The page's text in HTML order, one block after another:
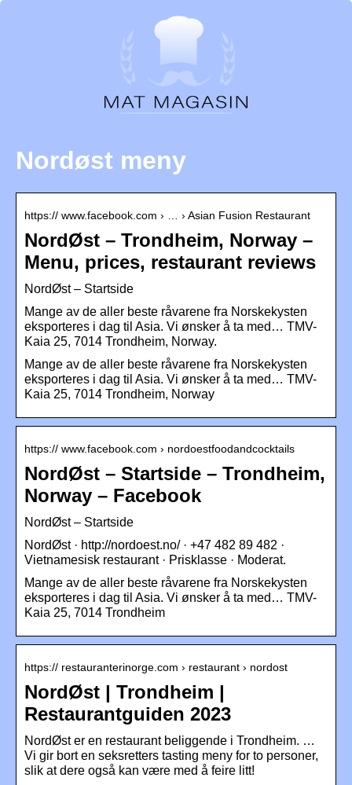
Nordøst meny
https:// www.facebook.com › … › Asian Fusion Restaurant
NordØst – Trondheim, Norway –
Menu, prices, restaurant reviews
NordØst – Startside
Mange av de aller beste råvarene fra Norskekysten
eksporteres i dag til Asia. Vi ønsker å ta med… TMV-
Kaia 25, 7014 Trondheim, Norway.
Mange av de aller beste råvarene fra Norskekysten
eksporteres i dag til Asia. Vi ønsker å ta med… TMV-
Kaia 25, 7014 Trondheim, Norway
https:// www.facebook.com › nordoestfoodandcocktails
NordØst – Startside – Trondheim,
Norway – Facebook
NordØst – Startside
NordØst · http://nordoest.no/ · +47 482 89 482 ·
Vietnamesisk restaurant · Prisklasse · Moderat.
Mange av de aller beste råvarene fra Norskekysten
eksporteres i dag til Asia. Vi ønsker å ta med… TMV-
Kaia 25, 7014 Trondheim
https:// restauranterinorge.com › restaurant › nordost
NordØst | Trondheim |
Restaurantguiden 2023
NordØst er en restaurant beliggende i Trondheim. …
Vi gir bort en seksretters tasting meny for to personer,
slik at dere også kan være med å feire litt!